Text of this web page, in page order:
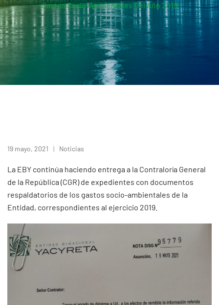
Gastos Socio-Ambientales Del Año 2019
19 mayo, 2021 Noticias
La EBY continúa haciendo entrega a la Contraloría General
de la República (CGR) de expedientes con documentos
respaldatorios de los gastos socio-ambientales de la
Entidad, correspondientes al ejercicio 2019.